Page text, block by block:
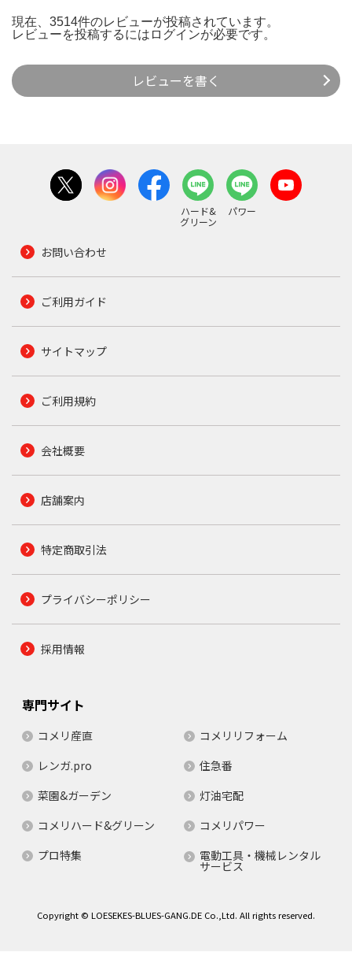
現在、3514件のレビューが投稿されています。
レビューを投稿するには ログインが必要です。
レビューを書く
ハード&
グリーン
パワー
お問い合わせ
ご利用ガイド
サイトマップ
ご利用規約
会社概要
店舗案内
特定商取引法
プライバシーポリシー
採用情報
専門サイト
コメリ産直
コメリリフォーム
レンガ.pro
住急番
菜園&ガーデン
灯油宅配
コメリハード&グリーン
コメリパワー
プロ特集
電動工具・機械レンタル
サービス
Copyright © LOESEKES-BLUES-GANG.DE Co.,Ltd. All rights reserved.